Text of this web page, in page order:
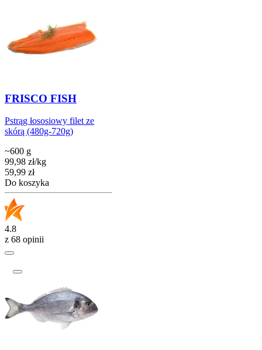
FRISCO FISH
Pstrąg łososiowy filet ze
skórą (480g-720g)
~600 g
99,98 zł/kg
Cena
59,99 zł
Do koszyka
4.8
z 68 opinii